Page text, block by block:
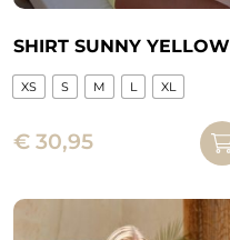
SHIRT SUNNY YELLOW
€ 30,95
XS S M L XL
product
meerdere